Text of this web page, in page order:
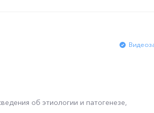
об этиологии и патогенезе,